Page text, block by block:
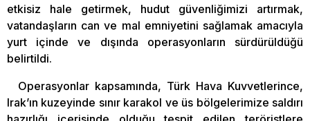
etkisiz hale getirmek, hudut güvenliğimizi artırmak,
vatandaşların can ve mal emniyetini sağlamak amacıyla
yurt içinde ve dışında operasyonların sürdürüldüğü
belirtildi.
Operasyonlar kapsamında, Türk Hava Kuvvetlerince,
Irak’ın kuzeyinde sınır karakol ve üs bölgelerimize saldırı